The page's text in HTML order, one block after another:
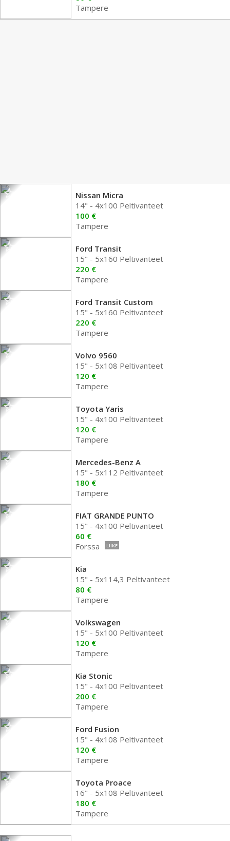
Tampere
Nissan Micra
14" - 4x100 Peltivanteet
100 €
Tampere
Ford Transit
15" - 5x160 Peltivanteet
220 €
Tampere
Ford Transit Custom
15" - 5x160 Peltivanteet
220 €
Tampere
Volvo 9560
15" - 5x108 Peltivanteet
120 €
Tampere
Toyota Yaris
15" - 4x100 Peltivanteet
120 €
Tampere
Mercedes-Benz A
15" - 5x112 Peltivanteet
180 €
Tampere
FIAT GRANDE PUNTO
15" - 4x100 Peltivanteet
60 €
Forssa
LIIKE
Kia
15" - 5x114,3 Peltivanteet
80 €
Tampere
Volkswagen
15" - 5x100 Peltivanteet
120 €
Tampere
Kia Stonic
15" - 4x100 Peltivanteet
200 €
Tampere
Ford Fusion
15" - 4x108 Peltivanteet
120 €
Tampere
Toyota Proace
16" - 5x108 Peltivanteet
180 €
Tampere